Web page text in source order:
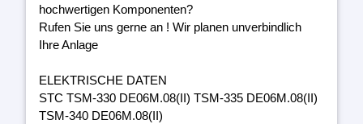
hochwertigen Komponenten?
Rufen Sie uns gerne an ! Wir planen unverbindlich
Ihre Anlage
ELEKTRISCHE DATEN
STC TSM-330 DE06M.08(II) TSM-335 DE06M.08(II)
TSM-340 DE06M.08(II)